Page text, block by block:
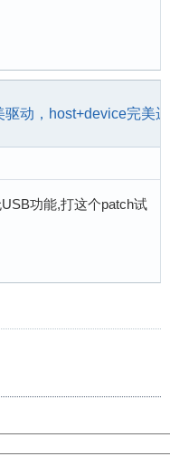
动，host+device完美
功能,打这个patch试